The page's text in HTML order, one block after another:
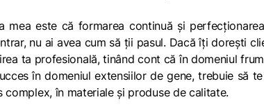
mea este că formarea continuă și
nu ai avea cum să ții pasul. Dacă îți dorești
ta profesională, tinând cont că în domeniul
în domeniul extensiilor de gene, trebuie să
complex, în materiale și produse de calitate.